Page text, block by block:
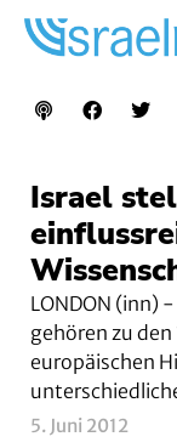
Israel
LONDON (inn)
gehören zu
europäischen
5. Juni 2012